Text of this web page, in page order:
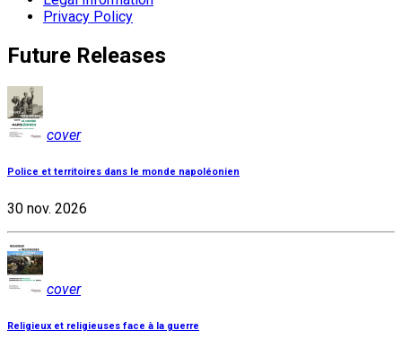
Privacy Policy
Future Releases
cover
Police et territoires dans le monde napoléonien
30 nov. 2026
cover
Religieux et religieuses face à la guerre